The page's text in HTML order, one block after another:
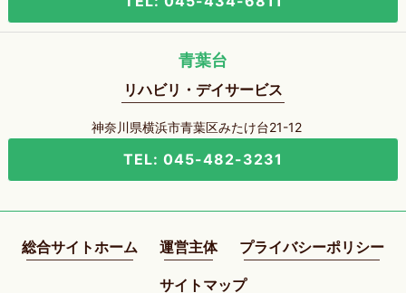
青葉台
リハビリ・デイサービス
神奈川県横浜市青葉区みたけ台21-12
TEL: 045-482-3231
総合サイトホーム 運営主体 プライバシーポリシー
サイトマップ